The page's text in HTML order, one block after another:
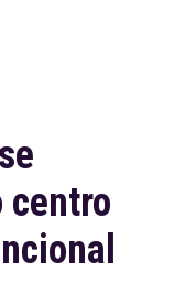
centro